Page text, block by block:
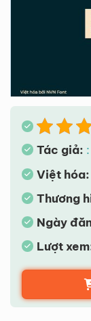
Tác giả:
Việt hóa:
Thương
Ngày
Lượt